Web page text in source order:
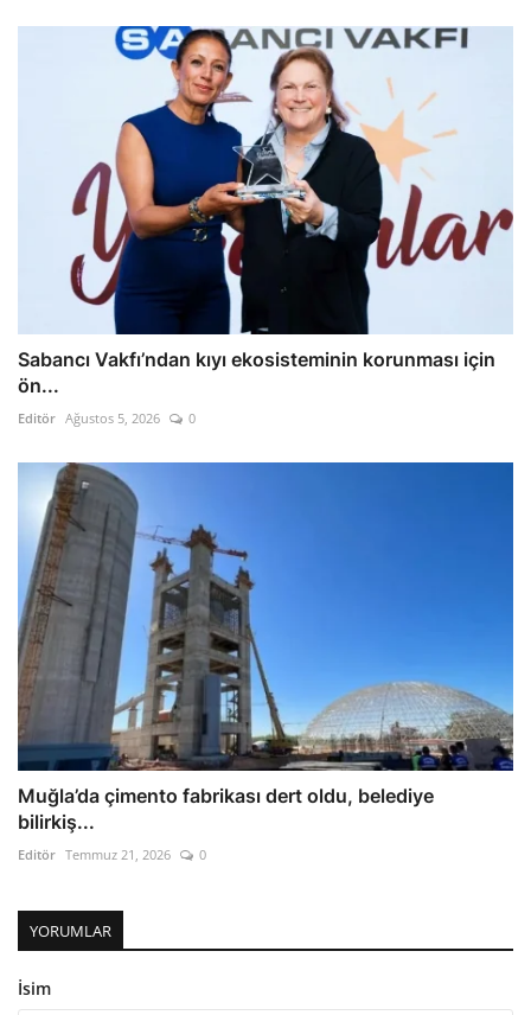
Sabancı Vakfı’ndan kıyı ekosisteminin korunması için
ön...
Editör Ağustos 5, 2026 0
Muğla’da çimento fabrikası dert oldu, belediye
bilirkiş...
Editör Temmuz 21, 2026 0
YORUMLAR
İsim